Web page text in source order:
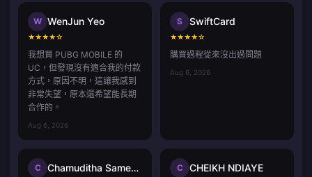
W WenJun Yeo
★★★★☆
我想買 PUBG MOBILE 的
UC，但發現沒有適合我的付款
方式，原因不明，這讓我感到
非常失望，原本還希望能長期
合作的。
Aug 6, 2026
S SwiftCard
★★★★☆
購買過程從來沒出過問題
Aug 6, 2026
C Chamuditha Sameenath C CHEIKH NDIAYE